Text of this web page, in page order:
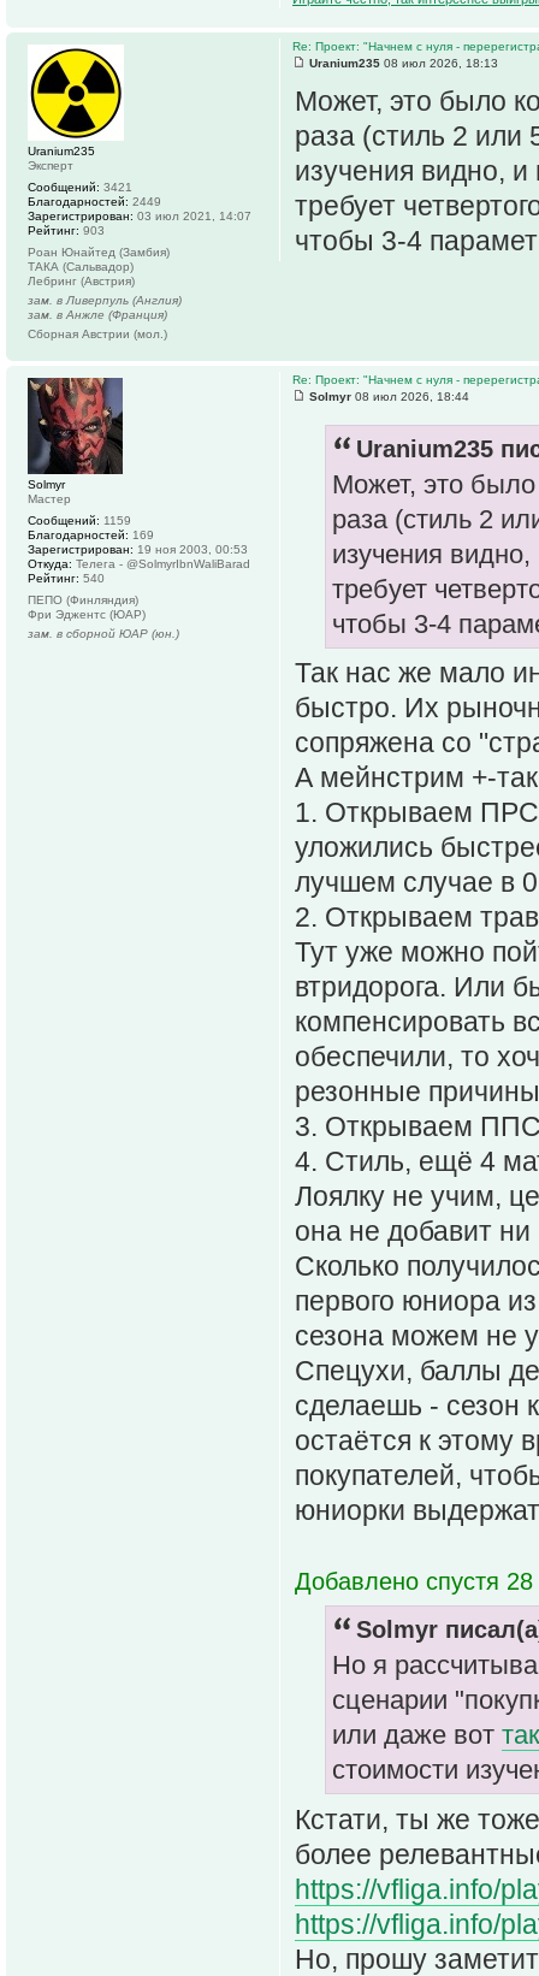
Re: Проект: "Начнем с нуля -
Uranium235 08 июл 2026, 18:13
Может, это было
раза (стиль 2 или
изучения видно,
требует
чтобы 3-4
Uranium235
Эксперт
Сообщений: 3421
Благодарностей: 2449
Зарегистрирован: 03 июл 2021, 14:07
Рейтинг: 903
Роан Юнайтед (Замбия)
ТАКА (Сальвадор)
Лебринг (Австрия)
зам. в Ливерпуль (Англия)
зам. в Анжле (Франция)
Сборная Австрии (мол.)
Re: Проект: "Начнем с нуля -
Solmyr 08 июл 2026, 18:44
Uranium235
Может, это было
раза (стиль 2
изучения
требует
чтобы 3-4
Так нас же мало
быстро. Их
сопряжена со
А мейнстрим +-
1. Открываем ПРС
уложились
лучшем случае в
2. Открываем
Тут уже можно
втридорога. Или
компенсировать
обеспечили, то
резонные
3. Открываем ППС
4. Стиль, ещё 4
Лоялку не учим,
она не добавит
Сколько
первого юниора
сезона можем не
Спецухи, баллы
сделаешь - сезон
остаётся к этому
покупателей,
юниорки
Добавлено спустя
Solmyr
Но я
сценарии
или даже вот так
стоимости
Кстати, ты же
более
https://vfliga.info/
https://vfliga.info/
Но, прошу
Solmyr
Мастер
Сообщений: 1159
Благодарностей: 169
Зарегистрирован: 19 ноя 2003, 00:53
Откуда: Телега - @SolmyrIbnWaliBarad
Рейтинг: 540
ПЕПО (Финляндия)
Фри Эджентс (ЮАР)
зам. в сборной ЮАР (юн.)